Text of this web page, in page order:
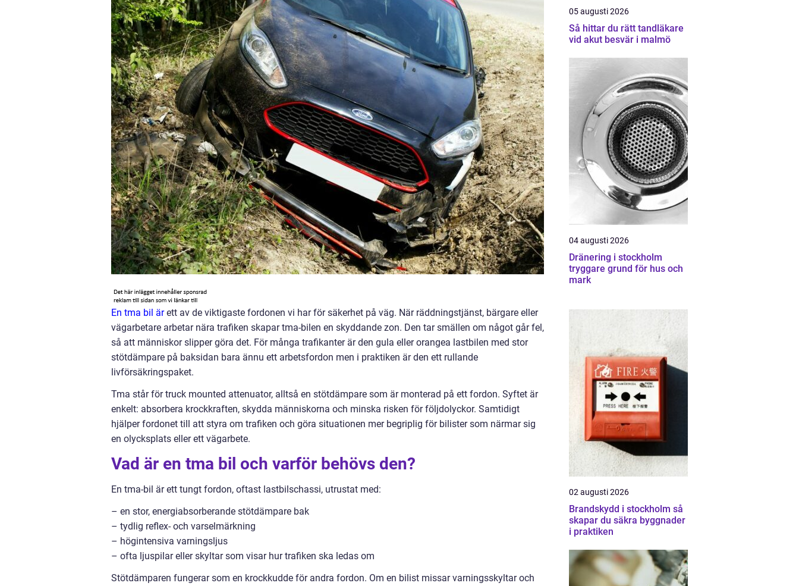
En tma bil ärett av de viktigaste fordonen vi har för säkerhet på väg. När räddningstjänst, bärgare eller
vägarbetare arbetar nära trafiken skapar tma-bilen en skyddande zon. Den tar smällen om något går fel,
så att människor slipper göra det. För många trafikanter är den gula eller orangea lastbilen med stor
stötdämpare på baksidan bara ännu ett arbetsfordon men i praktiken är den ett rullande
livförsäkringspaket.
Tma står för truck mounted attenuator, alltså en stötdämpare som är monterad på ett fordon. Syftet är
enkelt: absorbera krockkraften, skydda människorna och minska risken för följdolyckor. Samtidigt
hjälper fordonet till att styra om trafiken och göra situationen mer begriplig för bilister som närmar sig
en olycksplats eller ett vägarbete.
Vad är en tma bil och varför behövs den?
En tma-bil är ett tungt fordon, oftast lastbilschassi, utrustat med:
– en stor, energiabsorberande stötdämpare bak
– tydlig reflex- och varselmärkning
– högintensiva varningsljus
– ofta ljuspilar eller skyltar som visar hur trafiken ska ledas om
Stötdämparen fungerar som en krockkudde för andra fordon. Om en bilist missar varningsskyltar och
05 augusti 2026
Så hittar du rätt tandläkare
vid akut besvär i malmö
04 augusti 2026
Dränering i stockholm
tryggare grund för hus och
mark
02 augusti 2026
Brandskydd i stockholm så
skapar du säkra byggnader
i praktiken